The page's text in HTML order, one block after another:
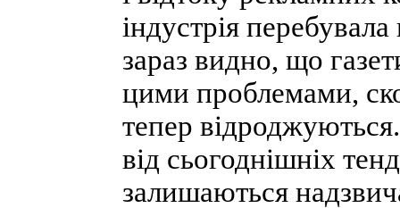
індустрія
зараз видно, що
цими проблемами,
тепер
від сьогоднішніх
залишаються